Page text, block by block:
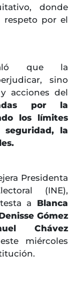
donde
respeto por el
que la
sino
acciones del
por la
los límites
seguridad, la
Presidenta
(INE),
a Blanca
Gómez
Chávez
miércoles